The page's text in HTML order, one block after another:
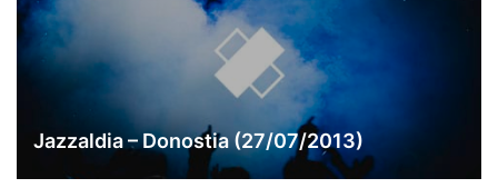
Jazzaldia – Donostia (27/07/2013)